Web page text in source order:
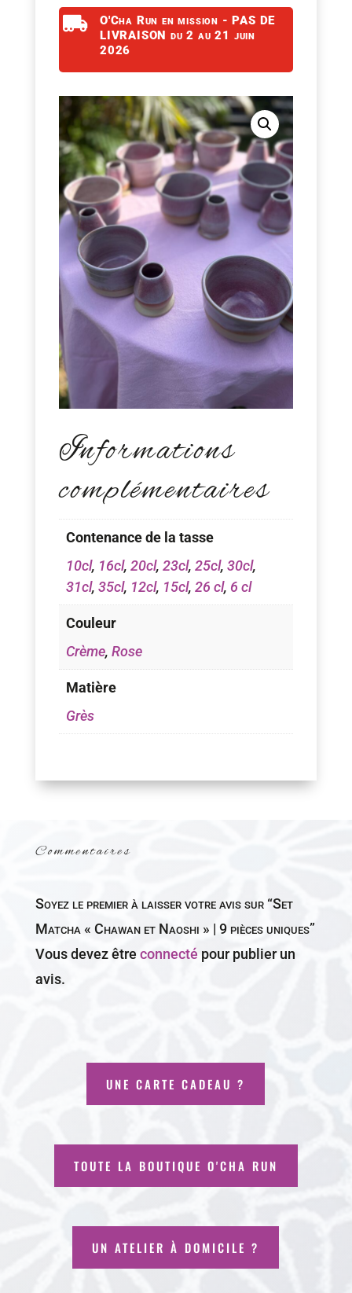

O'Cha Run en mission - PAS DE
LIVRAISON du 2 au 21 juin
2026
Informations
complémentaires
Contenance de la tasse
10cl, 16cl, 20cl, 23cl, 25cl, 30cl,
31cl, 35cl, 12cl, 15cl, 26 cl, 6 cl
Couleur
Crème, Rose
Matière
Grès
Commentaires
Soyez le premier à laisser votre avis sur “Set
Matcha « Chawan et Naoshi » | 9 pièces uniques”
Vous devez êtreconnecté pour publier un
avis.
UNE CARTE CADEAU ?
TOUTE LA BOUTIQUE O'CHA RUN
UN ATELIER À DOMICILE ?